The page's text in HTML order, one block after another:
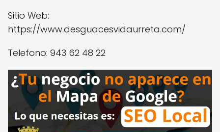
Sitio Web:
https://www.desguacesvidaurreta.com/
Telefono: 943 62 48 22